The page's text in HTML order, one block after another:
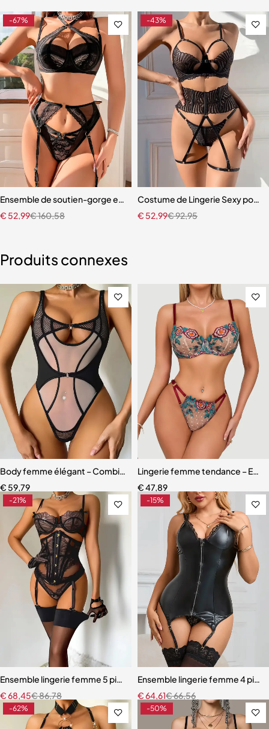
Patchwork en Maille
-67%
Ensemble de soutien-gorge et culotte en dentelle noire pour
€160,58
€ 52,99
-43%
Costume de Lingerie Sexy pour
€92,95
€ 52,99
Produits connexes
Body femme élégant – Combinaison avec empiècements en maille
€ 59,79
Lingerie femme tendance –
€47,89
-21%
Ensemble lingerie femme 5 pièces – Dentelle brodée avec cache-
€86,78
€68,45
-15%
Ensemble lingerie femme 4
€66,56
€64,61
-62% -50%